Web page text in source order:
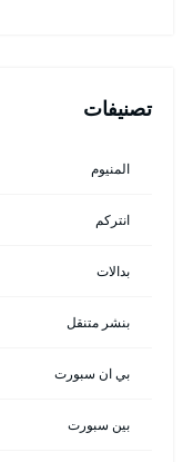
تصنيفات
المنيوم
انتركم
بدالات
بنشر متنقل
بي ان سبورت
بين سبورت